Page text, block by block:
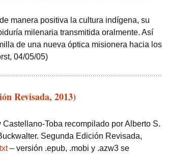
manera positiva la cultura indígena, su
milenaria transmitida oralmente. Así
de una nueva óptica misionera hacia los
04/05/05)
Revisada, 2013)
Toba recompilado por Alberto S.
Segunda Edición Revisada,
– versión .epub, .mobi y .azw3 se